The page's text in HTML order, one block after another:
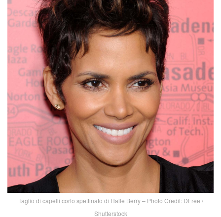
Taglio di capelli corto spettinato di Halle Berry – Photo Credit: DFree /
Shutterstock